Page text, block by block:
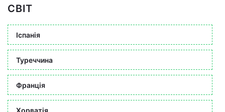
СВІТ
Іспанія
Туреччина
Франція
Хорватія